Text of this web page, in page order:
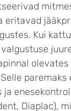
eritavad
Kui
olevates
paremaks
ja
Diaplac),